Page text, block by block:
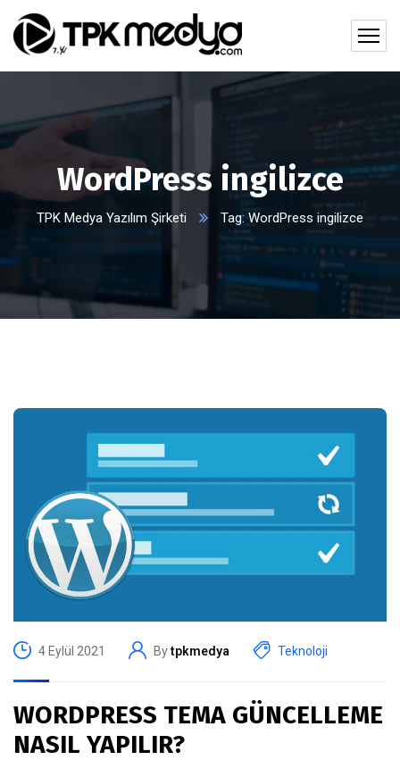
WordPress ingilizce
TPK Medya Yazılım Şirketi Tag: WordPress ingilizce
4 Eylül 2021 Bytpkmedya Teknoloji
WORDPRESS TEMA GÜNCELLEME
NASIL YAPILIR?